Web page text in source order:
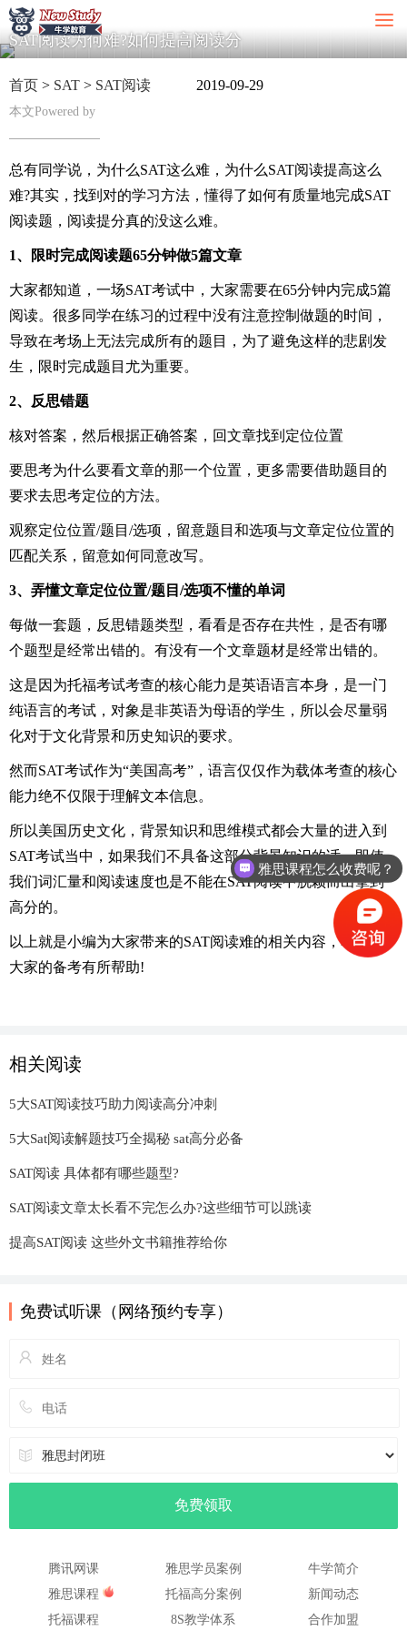
SAT阅读为何难?如何提高阅读分
首页 > SAT > SAT阅读 2019-09-29
本文Powered by
总有同学说，为什么SAT这么难，为什么SAT阅读提高这么
难?其实，找到对的学习方法，懂得了如何有质量地完成SAT
阅读题，阅读提分真的没这么难。
1、限时完成阅读题65分钟做5篇文章
大家都知道，一场SAT考试中，大家需要在65分钟内完成5篇
阅读。很多同学在练习的过程中没有注意控制做题的时间，
导致在考场上无法完成所有的题目，为了避免这样的悲剧发
生，限时完成题目尤为重要。
2、反思错题
核对答案，然后根据正确答案，回文章找到定位位置
要思考为什么要看文章的那一个位置，更多需要借助题目的
要求去思考定位的方法。
观察定位位置/题目/选项，留意题目和选项与文章定位位置的
匹配关系，留意如何同意改写。
3、弄懂文章定位位置/题目/选项不懂的单词
每做一套题，反思错题类型，看看是否存在共性，是否有哪
个题型是经常出错的。有没有一个文章题材是经常出错的。
这是因为托福考试考查的核心能力是英语语言本身，是一门
纯语言的考试，对象是非英语为母语的学生，所以会尽量弱
化对于文化背景和历史知识的要求。
然而SAT考试作为“美国高考”，语言仅仅作为载体考查的核心
能力绝不仅限于理解文本信息。
所以美国历史文化，背景知识和思维模式都会大量的进入到
SAT考试当中，如果我们不具备这部分背景知识的话，即使
我们词汇量和阅读速度也是不能在SAT阅读中脱颖而出拿到
高分的。
以上就是小编为大家带来的SAT阅读难的相关内容，希望对
大家的备考有所帮助!
相关阅读
5大SAT阅读技巧助力阅读高分冲刺
5大Sat阅读解题技巧全揭秘 sat高分必备
SAT阅读 具体都有哪些题型?
SAT阅读文章太长看不完怎么办?这些细节可以跳读
提高SAT阅读 这些外文书籍推荐给你
免费试听课（网络预约专享）
腾讯网课
雅思课程
托福课程
雅思学员案例
托福高分案例
8S教学体系
牛学简介
新闻动态
合作加盟
雅思课程怎么收费呢？